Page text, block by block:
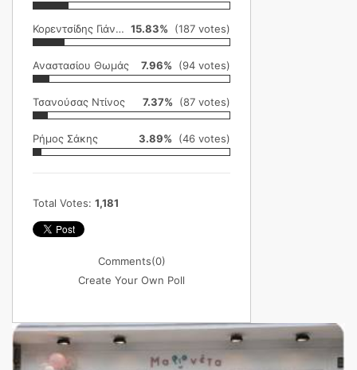
Κορεντσίδης Γιάννης 15.83% (187 votes)
Αναστασίου Θωμάς 7.96% (94 votes)
Τσανούσας Ντίνος 7.37% (87 votes)
Ρήμος Σάκης 3.89% (46 votes)
Total Votes: 1,181
Comments(0)
Create Your Own Poll